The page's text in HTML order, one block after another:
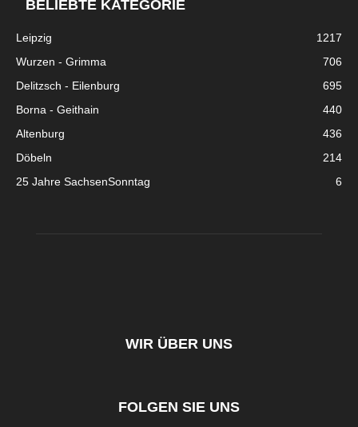
BELIEBTE KATEGORIE
Leipzig
1217
Wurzen - Grimma
706
Delitzsch - Eilenburg
695
Borna - Geithain
440
Altenburg
436
Döbeln
214
25 Jahre SachsenSonntag
6
WIR ÜBER UNS
FOLGEN SIE UNS